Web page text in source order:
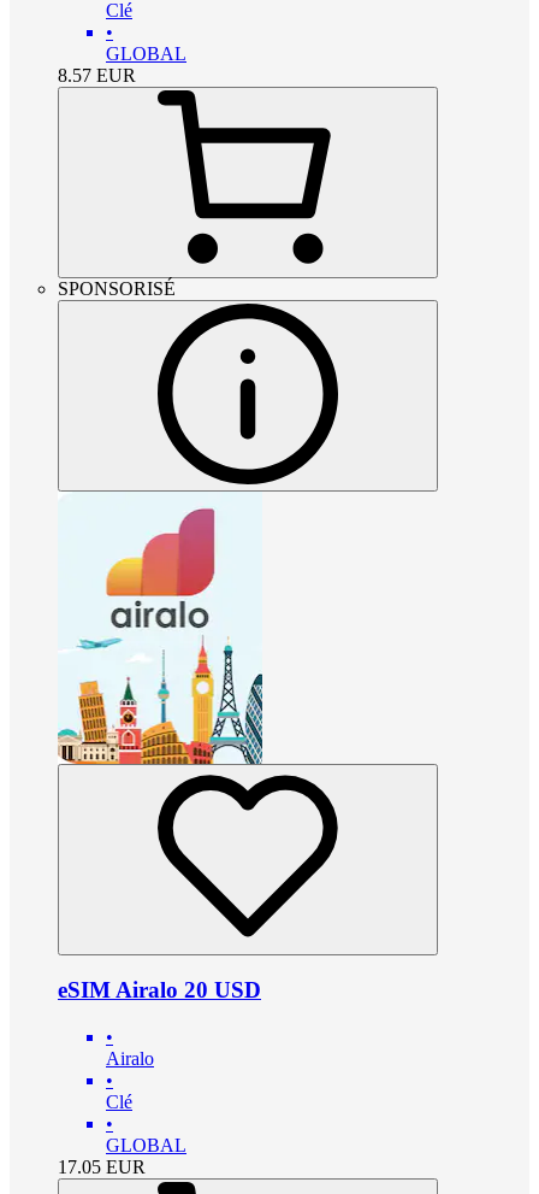
Clé
•
GLOBAL
8.57 EUR
SPONSORISÉ
eSIM Airalo 20 USD
•
Airalo
•
Clé
•
GLOBAL
17.05 EUR